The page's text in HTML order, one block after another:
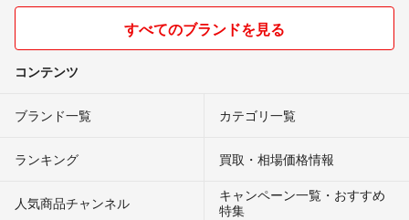
すべてのブランドを見る
コンテンツ
ブランド一覧 カテゴリ一覧
ランキング 買取・相場価格情報
人気商品チャンネル
キャンペーン一覧・おすすめ
特集